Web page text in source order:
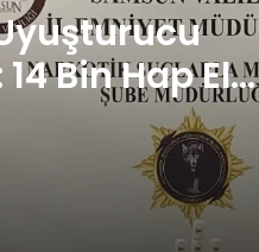
Bin Hap Ele